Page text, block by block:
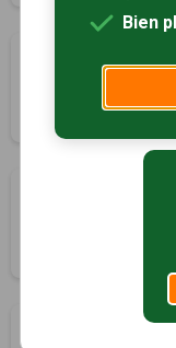
Circuit du
Quesnoy-sur-
10 km
Sailly-lez-
Bien